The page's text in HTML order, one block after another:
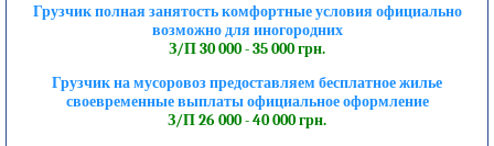
Грузчик полная занятость комфортные условия официально
возможно для иногородних
З/П 30 000 - 35 000 грн.
Грузчик на мусоровоз предоставляем бесплатное жилье
своевременные выплаты официальное оформление
З/П 26 000 - 40 000 грн.